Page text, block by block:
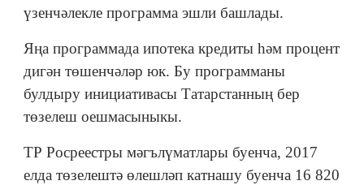
үзенчәлекле программа эшли башлады.
Яңа программада ипотека кредиты һәм процент
дигән төшенчәләр юк. Бу программаны
булдыру инициативасы Татарстанның бер
төзелеш оешмасыныкы.
ТР Росреестры мәгълүматлары буенча, 2017
елда төзелештә өлешләп катнашу буенча 16 820